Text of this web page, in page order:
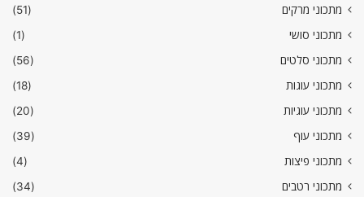
מתכוני מרקים
(51)
מתכוני סושי
(1)
מתכוני סלטים
(56)
מתכוני עוגות
(18)
מתכוני עוגיות
(20)
מתכוני עוף
(39)
מתכוני פיצות
(4)
מתכוני רטבים
(34)